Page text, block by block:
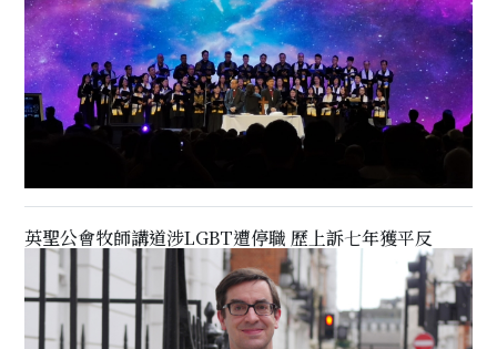
英聖公會牧師講道涉LGBT遭停職 歷上訴七年獲平反